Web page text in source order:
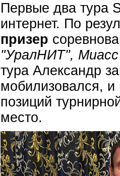
Первые два тура
интернет. По
призер
"УралНИТ", Миасс
тура Александр
мобилизовался,
позиций
место.